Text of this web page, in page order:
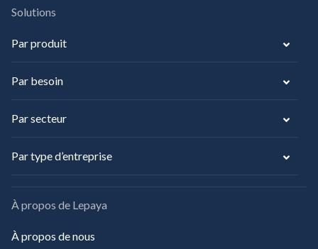
Solutions
Par produit
Par besoin
Par secteur
Par type d’entreprise
À propos de Lepaya
À propos de nous